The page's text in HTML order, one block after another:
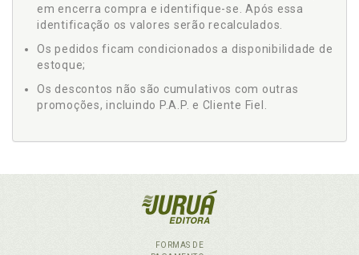
em encerra compra e identifique-se. Após essa
identificação os valores serão recalculados.
Os pedidos ficam condicionados a disponibilidade de
estoque;
Os descontos não são cumulativos com outras
promoções, incluindo P.A.P. e Cliente Fiel.
FORMAS DE